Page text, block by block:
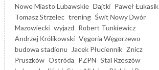
Nowe Miasto Lubawskie Dajtki Paweł Łukasik
Tomasz Strzelec trening Świt Nowy Dwór
Mazowiecki wyjazd Robert Tunkiewicz
Andrzej Królikowski Vęgoria Węgorzewo
budowa stadionu
Jacek Płuciennik Znicz
Pruszków Ostróda PZPN Stal Rzeszów